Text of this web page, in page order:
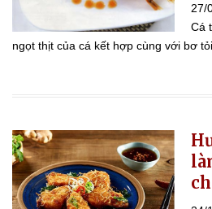
27/
Cá
ngọt thịt của cá kết hợp cùng với bơ